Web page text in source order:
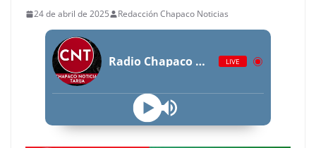
24 de abril de 2025 Redacción Chapaco Noticias
Radio Chapaco Noticias Las 24 horas en vivo LIVE